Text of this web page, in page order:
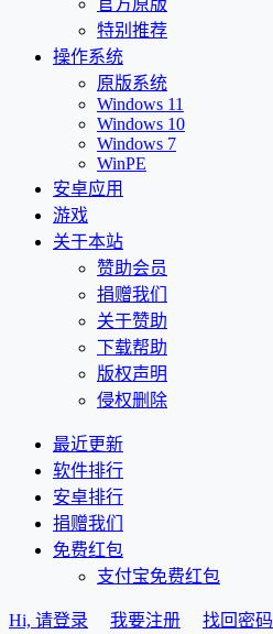
官方原版
特别推荐
操作系统
原版系统
Windows 11
Windows 10
Windows 7
WinPE
安卓应用
游戏
关于本站
赞助会员
捐赠我们
关于赞助
下载帮助
版权声明
侵权删除
最近更新
软件排行
安卓排行
捐赠我们
免费红包
支付宝免费红包
Hi, 请登录 我要注册
找回密码